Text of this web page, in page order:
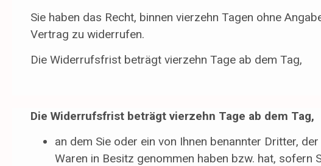
Sie haben das Recht, binnen vierzehn Tagen ohne
Vertrag zu widerrufen.
Die Widerrufsfrist beträgt vierzehn Tage ab dem Tag,
Die Widerrufsfrist beträgt vierzehn Tage ab dem Tag,
an dem Sie oder ein von Ihnen benannter Dritter,
Waren in Besitz genommen haben bzw. hat, sofern